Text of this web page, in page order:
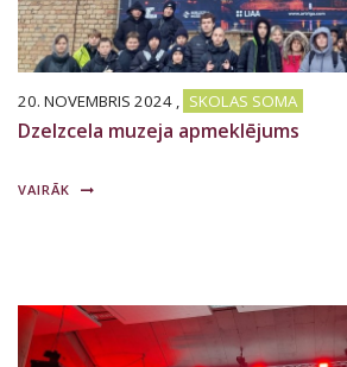
20. NOVEMBRIS 2024 , SKOLAS SOMA
Dzelzcela muzeja apmeklējums
VAIRĀK